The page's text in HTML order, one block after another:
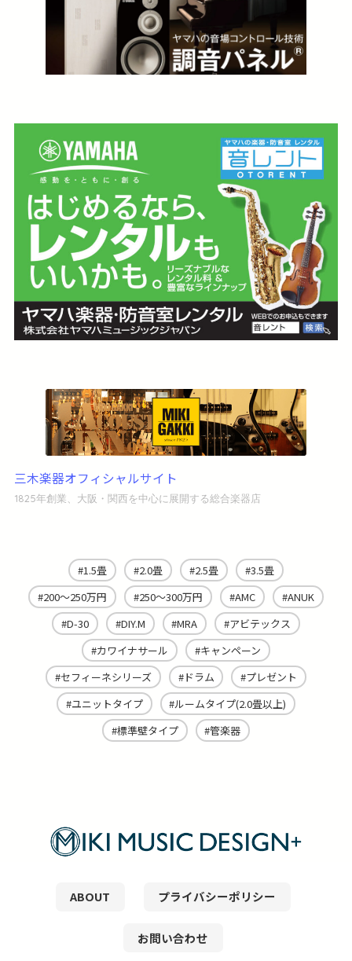
三木楽器オフィシャルサイト
1825年創業、大阪・関西を中心に展開する総合楽器店
1.5畳 2.0畳 2.5畳
3.5畳
200～250万円
250～300万円 AMC
ANUK
D-30
DIY.M MRA
アビテックス
カワイナサール
キャンペーン
セフィーネシリーズ
ドラム
プレゼント
ユニットタイプ
ルームタイプ(2.0畳以上)
標準壁タイプ
管楽器
ABOUT プライバシーポリシー
お問い合わせ